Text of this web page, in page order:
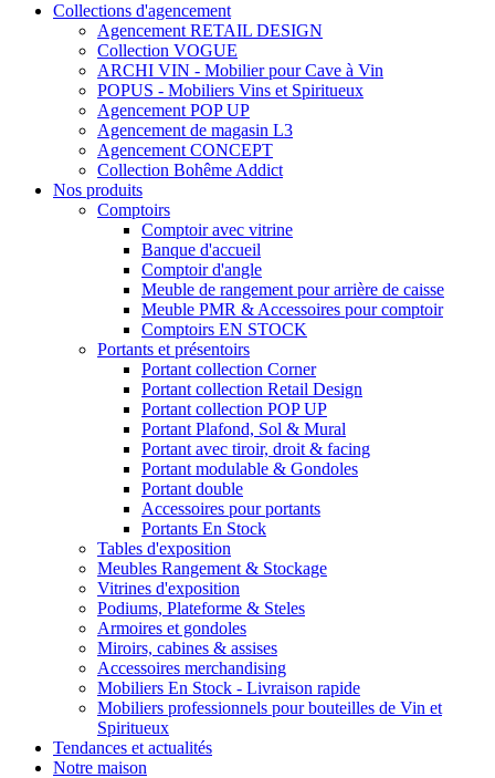
Collections d'agencement
Agencement RETAIL DESIGN
Collection VOGUE
ARCHI VIN - Mobilier pour Cave à Vin
POPUS - Mobiliers Vins et Spiritueux
Agencement POP UP
Agencement de magasin L3
Agencement CONCEPT
Collection Bohême Addict
Nos produits
Comptoirs
Comptoir avec vitrine
Banque d'accueil
Comptoir d'angle
Meuble de rangement pour arrière de caisse
Meuble PMR & Accessoires pour comptoir
Comptoirs EN STOCK
Portants et présentoirs
Portant collection Corner
Portant collection Retail Design
Portant collection POP UP
Portant Plafond, Sol & Mural
Portant avec tiroir, droit & facing
Portant modulable & Gondoles
Portant double
Accessoires pour portants
Portants En Stock
Tables d'exposition
Meubles Rangement & Stockage
Vitrines d'exposition
Podiums, Plateforme & Steles
Armoires et gondoles
Miroirs, cabines & assises
Accessoires merchandising
Mobiliers En Stock - Livraison rapide
Mobiliers professionnels pour bouteilles de Vin et
Spiritueux
Tendances et actualités
Notre maison